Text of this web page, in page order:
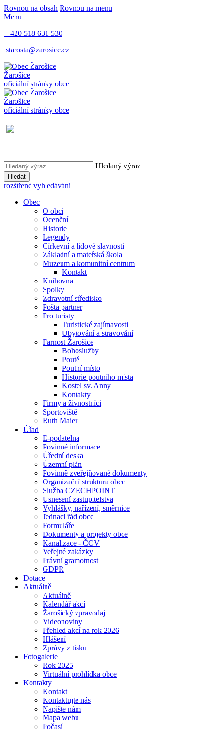
Rovnou na obsah Rovnou na menu
Menu
+420 518 631 530
starosta@zarosice.cz
Žarošice
oficiální stránky obce
Žarošice
oficiální stránky obce
Hledaný výraz
Hledat
rozšířené vyhledávání
Obec
O obci
Ocenění
Historie
Legendy
Církevní a lidové slavnosti
Základní a mateřská škola
Muzeum a komunitní centrum
Kontakt
Knihovna
Spolky
Zdravotní středisko
Pošta partner
Pro turisty
Turistické zajímavosti
Ubytování a stravování
Farnost Žarošice
Bohoslužby
Poutě
Poutní místo
Historie poutního místa
Kostel sv. Anny
Kontakty
Firmy a živnostníci
Sportoviště
Ruth Maier
Úřad
E-podatelna
Povinné informace
Úřední deska
Územní plán
Povinně zveřejňované dokumenty
Organizační struktura obce
Služba CZECHPOINT
Usnesení zastupitelstva
Vyhlášky, nařízení, směrnice
Jednací řád obce
Formuláře
Dokumenty a projekty obce
Kanalizace - ČOV
Veřejné zakázky
Právní gramotnost
GDPR
Dotace
Aktuálně
Aktuálně
Kalendář akcí
Žarošický zpravodaj
Videonoviny
Přehled akcí na rok 2026
Hlášení
Zprávy z tisku
Fotogalerie
Rok 2025
Virtuální prohlídka obce
Kontakty
Kontakt
Kontaktujte nás
Napište nám
Mapa webu
Počasí